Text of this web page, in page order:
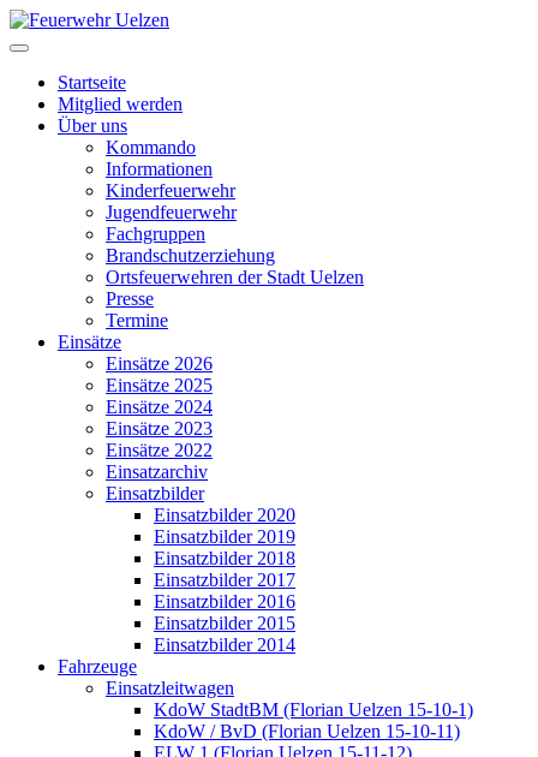
Startseite
Mitglied werden
Über uns
Kommando
Informationen
Kinderfeuerwehr
Jugendfeuerwehr
Fachgruppen
Brandschutzerziehung
Ortsfeuerwehren der Stadt Uelzen
Presse
Termine
Einsätze
Einsätze 2026
Einsätze 2025
Einsätze 2024
Einsätze 2023
Einsätze 2022
Einsatzarchiv
Einsatzbilder
Einsatzbilder 2020
Einsatzbilder 2019
Einsatzbilder 2018
Einsatzbilder 2017
Einsatzbilder 2016
Einsatzbilder 2015
Einsatzbilder 2014
Fahrzeuge
Einsatzleitwagen
KdoW StadtBM (Florian Uelzen 15-10-1)
KdoW / BvD (Florian Uelzen 15-10-11)
ELW 1 (Florian Uelzen 15-11-12)